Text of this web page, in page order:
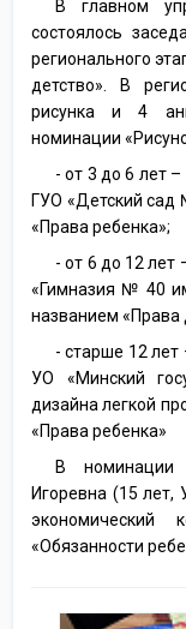
В главном
состоялось
регионального
детство». В
рисунка и 4
номинации
- от 3 до 6 лет
ГУО «Детский сад
«Права ребенка»;
- от 6 до 12 лет
«Гимназия № 40
названием «Права
- старше 12 лет
УО «Минский
дизайна легкой
«Права ребенка»
В номинации
Игоревна (15 лет,
экономический
«Обязанности